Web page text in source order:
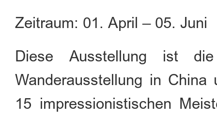
Zeitraum: 01. April – 05. Juni
Diese Ausstellung ist
Wanderausstellung in
15 impressionistischen